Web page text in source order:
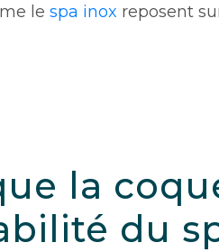
le spa inox reposent
la
du